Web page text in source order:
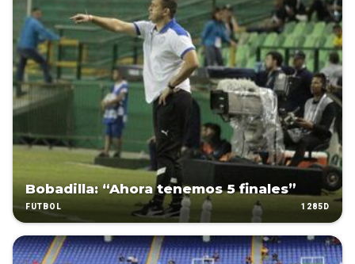
Bobadilla: “Ahora tenemos 5 finales”
FÚTBOL 1285D